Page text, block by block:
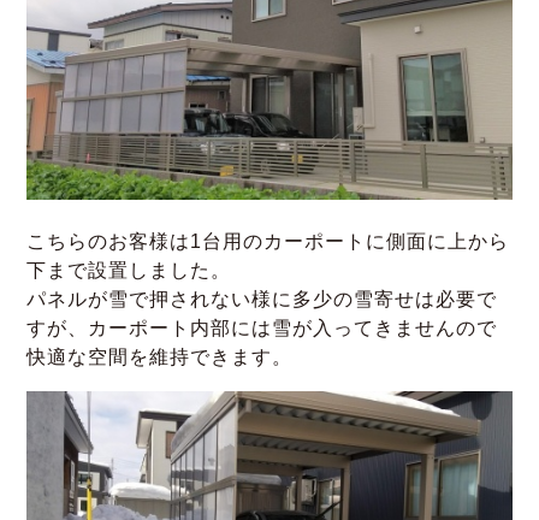
こちらのお客様は1台用のカーポートに側面に上から
下まで設置しました。
パネルが雪で押されない様に多少の雪寄せは必要で
すが、カーポート内部には雪が入ってきませんので
快適な空間を維持できます。